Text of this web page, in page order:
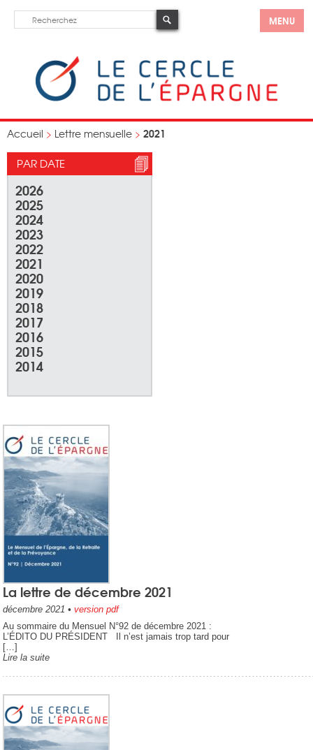
MENU
Accueil > Lettre mensuelle > 2021
PAR DATE
2026
2025
2024
2023
2022
2021
2020
2019
2018
2017
2016
2015
2014
La lettre de décembre 2021
décembre 2021• version pdf
Au sommaire du Mensuel N°92 de décembre 2021 :
L’ÉDITO DU PRÉSIDENT Il n’est jamais trop tard pour
[…]
Lire la suite